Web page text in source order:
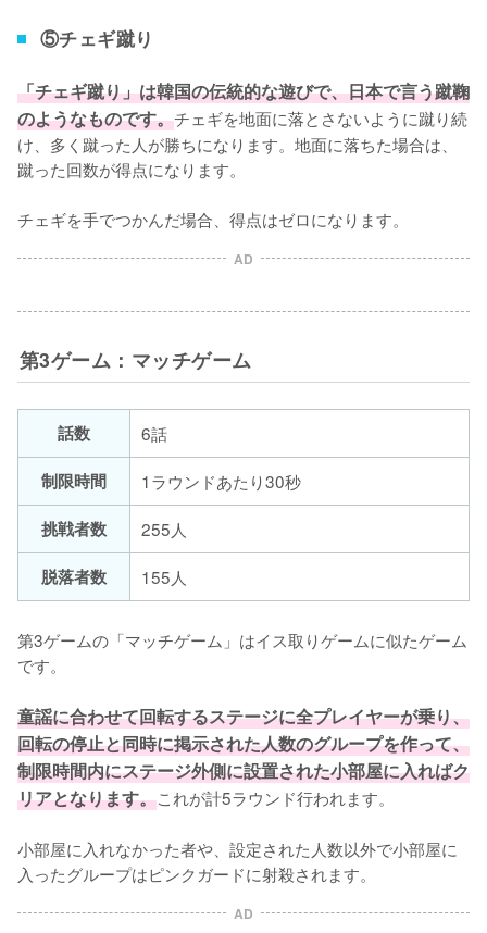
⑤チェギ蹴り
「チェギ蹴り」は韓国の伝統的な遊びで、日本で言う蹴鞠
のようなものです。チェギを地面に落とさないように蹴り続
け、多く蹴った人が勝ちになります。地面に落ちた場合は、
蹴った回数が得点になります。
チェギを手でつかんだ場合、得点はゼロになります。
AD
第3ゲーム：マッチゲーム
話数
6話
制限時間
1ラウンドあたり30秒
挑戦者数
255人
脱落者数
155人
第3ゲームの「マッチゲーム」はイス取りゲームに似たゲーム
です。
童謡に合わせて回転するステージに全プレイヤーが乗り、
回転の停止と同時に掲示された人数のグループを作って、
制限時間内にステージ外側に設置された小部屋に入ればク
リアとなります。これが計5ラウンド行われます。
小部屋に入れなかった者や、設定された人数以外で小部屋に
入ったグループはピンクガードに射殺されます。
AD